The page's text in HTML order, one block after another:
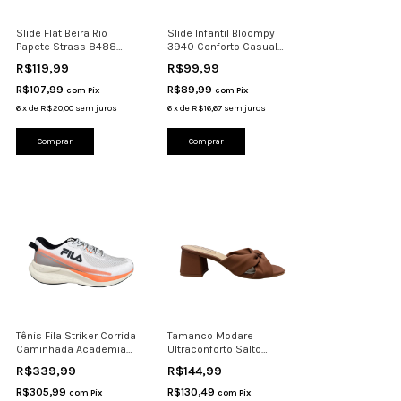
Slide Flat Beira Rio
Papete Strass 8488
R$119,99
R$107,99 com Pix
6xde R$20,00 sem juros
Comprar
Slide Infantil Bloompy
3940 Conforto Casual
R$99,99
R$89,99 com Pix
6xde R$16,67 sem juros
Comprar
Tênis Fila Striker Corrida
Caminhada Academia
R$339,99
R$305,99 com Pix
Tamanco Modare
Ultraconforto Salto
R$144,99
R$130,49 com Pix